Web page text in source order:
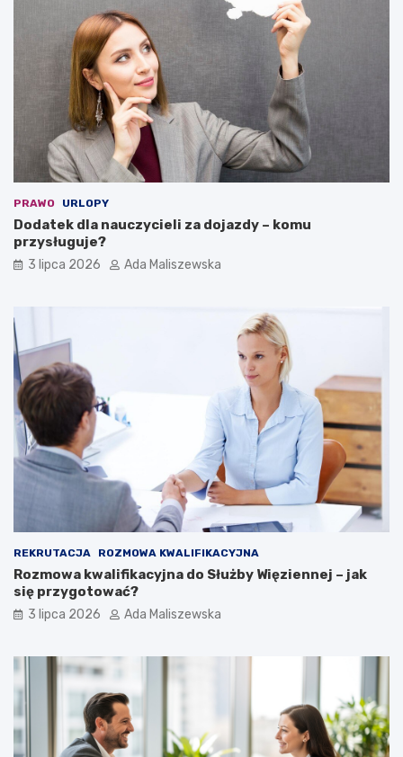
PRAWO URLOPY
Dodatek dla nauczycieli za dojazdy – komu
przysługuje?
3 lipca 2026 Ada Maliszewska
REKRUTACJA ROZMOWA KWALIFIKACYJNA
Rozmowa kwalifikacyjna do Służby Więziennej – jak
się przygotować?
3 lipca 2026 Ada Maliszewska